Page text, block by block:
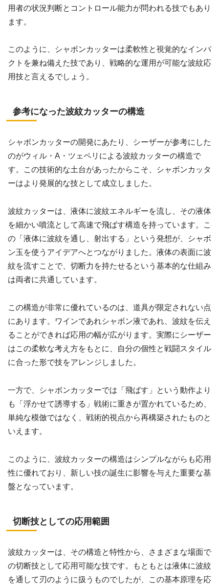
用者の状況判断とコントロール能力が問われる技でもあり
ます。
このように、シャボンカッターは柔軟性と視覚的なインパ
クトを兼ね備えた技であり、戦略的な運用が可能な波紋応
用技と言えるでしょう。
参考になった波紋カッターの構造
シャボンカッターの開発にあたり、シーザーが参考にした
のがウィル・A・ツェペリによる波紋カッターの構造で
す。この技術的な土台があったからこそ、シャボンカッタ
ーはより発展的な技として成立しました。
波紋カッターは、液体に波紋エネルギーを流し、その液体
を細かい噴流として高速で飛ばす構造を持っています。こ
の「液体に波紋を通し、射出する」という発想が、シャボ
ン玉を使うアイデアへとつながりました。液体の表面に波
紋を流すことで、切断力を持たせるという基本的な仕組み
は両者に共通しています。
この構造が非常に優れているのは、道具が限定されない点
にあります。ワインであれシャボン液であれ、波紋を伝え
ることができれば応用の幅が広がります。実際にシーザー
はこの柔軟な考え方をもとに、自分の個性と戦闘スタイル
に合った形で技をアレンジしました。
一方で、シャボンカッターでは「飛ばす」という動作より
も「浮かせて誘導する」戦術に重きが置かれているため、
単純な模倣ではなく、戦術的視点から再構築されたものと
いえます。
このように、波紋カッターの構造はシンプルながらも応用
性に優れており、新しい技の誕生に影響を与えた重要な基
盤となっています。
切断技としての応用範囲
波紋カッターは、その構造と特性から、さまざまな場面で
の切断技として応用可能な技です。もともとは液体に波紋
を通して刃のように扱うものでしたが、この基本原理を応